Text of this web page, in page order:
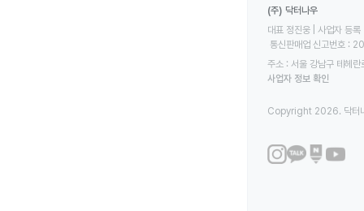
(주) 닥터나우
대표 정진웅 | 사업자
통신판매업 신고번호
주소 : 서울 강남구 테헤
사업자 정보 확인
Copyright 2026. 닥터